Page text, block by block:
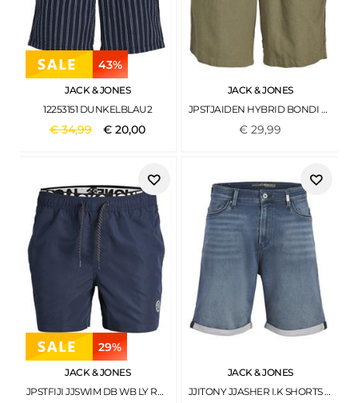
43%
JACK & JONES
12253151 DUNKELBLAU2
€34,99 €20,00
JACK & JONES
JPSTJAIDEN HYBRID BONDI JOG SHORT REG SN DEEP LICHEN GREEN
€29,99
29%
JACK & JONES
JPSTFIJI JJSWIM DB WB LY REG SN DUNKELBLAU2
JACK & JONES
JJITONY JJASHER I.K SHORTS GE 731 SN BLUE DENIM